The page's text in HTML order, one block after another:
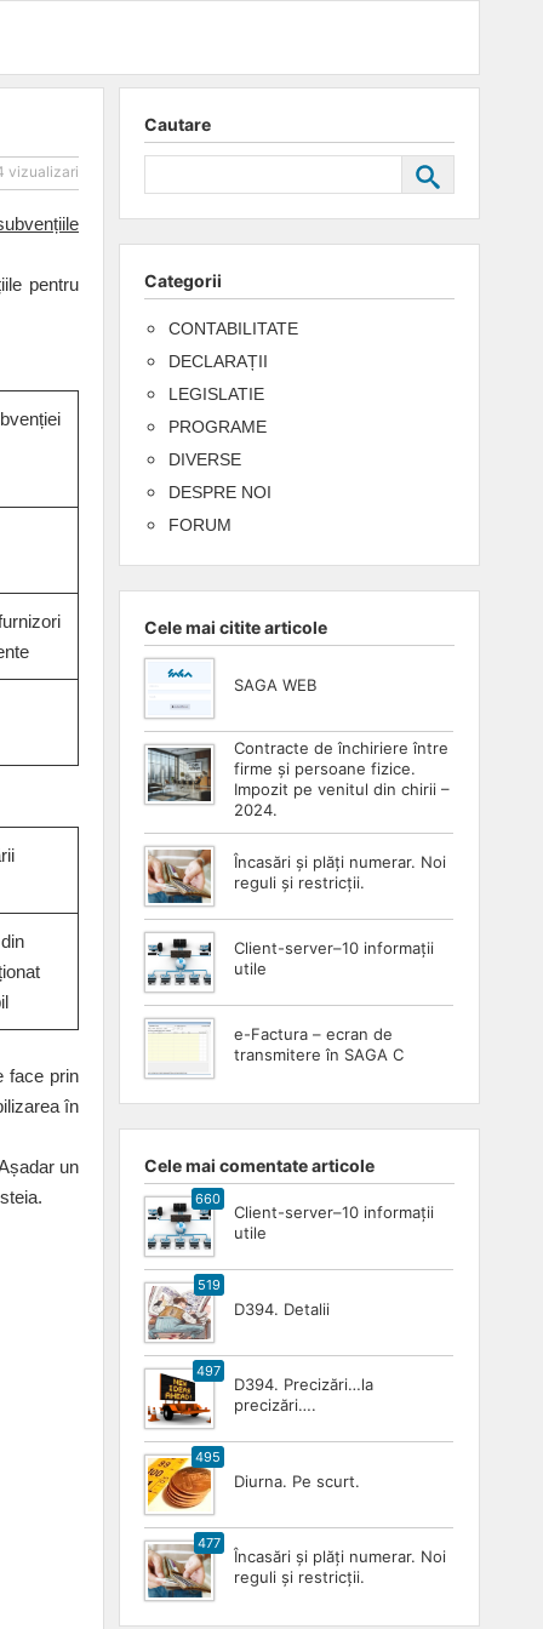
vizualizari
pentru
face prin
în
un
Cautare
Categorii
CONTABILITATE
DECLARAȚII
LEGISLATIE
PROGRAME
DIVERSE
DESPRE NOI
FORUM
Cele mai citite articole
SAGA WEB
Contracte de închiriere între
firme și persoane fizice.
Impozit pe venitul din chirii –
2024.
Încasări și plăți numerar. Noi
reguli și restricții.
Client-server–10 informații
utile
e-Factura – ecran de
transmitere în SAGA C
Cele mai comentate articole
660
Client-server–10 informații
utile
519
D394. Detalii
497
D394. Precizări…la
precizări….
495
Diurna. Pe scurt.
477
Încasări și plăți numerar. Noi
reguli și restricții.